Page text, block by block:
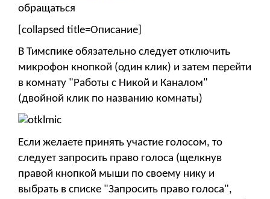
обращаться
[collapsed title=Описание]
В Тимспике обязательно следует отключить
микрофон кнопкой (один клик) и затем перейти
в комнату "Работы с Никой и Каналом"
(двойной клик по названию комнаты)
Если желаете принять участие голосом, то
следует запросить право голоса (щелкнув
правой кнопкой мыши по своему нику и
выбрать в списке "Запросить право голоса",